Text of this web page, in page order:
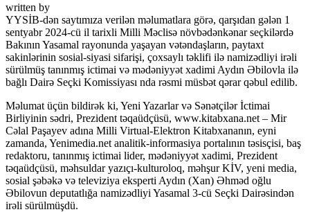
written by
YYSİB-dən saytımıza verilən məlumatlara görə, qarşıdan gələn 1
sentyabr 2024-cü il tarixli Milli Məclisə növbədənkənar seçkilərdə
Bakının Yasamal rayonunda yaşayan vətəndaşların, paytaxt
sakinlərinin sosial-siyasi sifarişi, çoxsaylı təklifi ilə namizədliyi irəli
sürülmüş tanınmış ictimai və mədəniyyət xadimi Aydın Əbilovla ilə
bağlı Dairə Seçki Komissiyası nda rəsmi müsbət qərar qəbul edilib.
Məlumat üçün bildirək ki, Yeni Yazarlar və Sənətçilər İctimai
Birliyinin sədri, Prezident təqaüdçüsü, www.kitabxana.net – Mir
Cəlal Paşayev adına Milli Virtual-Elektron Kitabxananın, eyni
zamanda, Yenimedia.net analitik-informasiya portalının təsisçisi, baş
redaktoru, tanınmış ictimai lider, mədəniyyət xadimi, Prezident
təqaüdçüsü, məhsuldar yazıçı-kulturoloq, məhşur KİV, yeni media,
sosial şəbəkə və televiziya eksperti Aydın (Xan) Əhməd oğlu
Əbilovun deputatlığa namizədliyi Yasamal 3-cü Seçki Dairəsindən
irəli sürülmüşdü.